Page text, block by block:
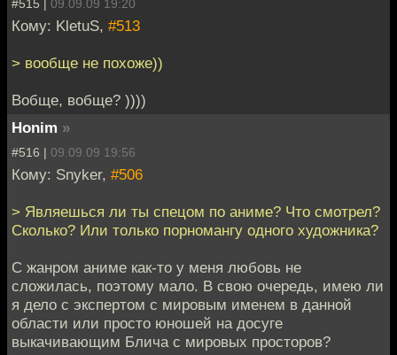
#515 | 09.09.09 19:20
Кому: KletuS, #513
> вообще не похоже))
Вобще, вобще? ))))
Honim »
#516 | 09.09.09 19:56
Кому: Snyker, #506
> Являешься ли ты спецом по аниме? Что смотрел?
Сколько? Или только порномангу одного художника?
С жанром аниме как-то у меня любовь не
сложилась, поэтому мало. В свою очередь, имею ли
я дело с экспертом с мировым именем в данной
области или просто юношей на досуге
выкачивающим Блича с мировых просторов?